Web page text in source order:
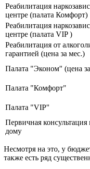
Реабилитация
центре (палата Комфорт)
Реабилитация
центре (палата VIP )
Реабилитация от
гарантией (цена за мес.)
Палата "Эконом" (цена
Палата "Комфорт"
Палата "VIP"
Первичная консультация
дому
Несмотря на это, у
также есть ряд